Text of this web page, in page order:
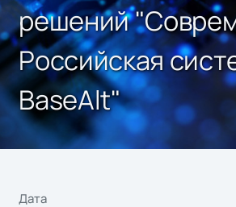
решений
Российская
BaseAlt"
Дата